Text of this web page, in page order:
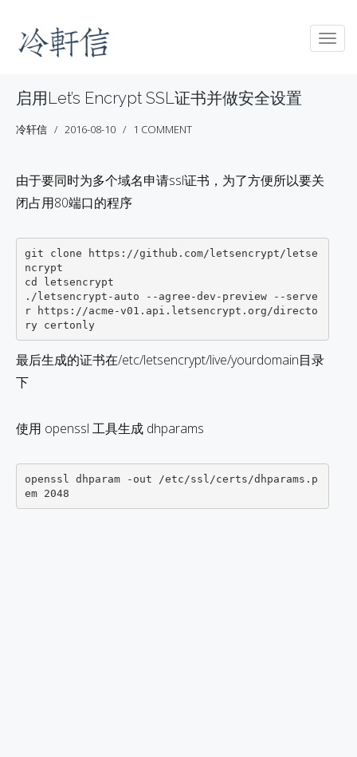
启用Let’s Encrypt SSL证书并做安全设置
冷轩信 2016-08-10 1 COMMENT
由于要同时为多个域名申请ssl证书，为了方便所以要关
闭占用80端口的程序
git clone https://github.com/letsencrypt/letse
ncrypt
cd letsencrypt
./letsencrypt-auto --agree-dev-preview --serve
r https://acme-v01.api.letsencrypt.org/directo
ry certonly
最后生成的证书在/etc/letsencrypt/live/yourdomain目录
下
使用 openssl 工具生成 dhparams
openssl dhparam -out /etc/ssl/certs/dhparams.p